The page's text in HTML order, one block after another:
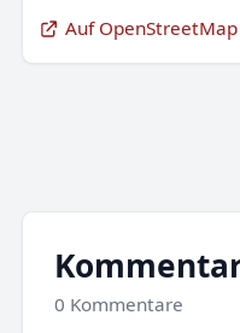
Auf
0 Kommentare